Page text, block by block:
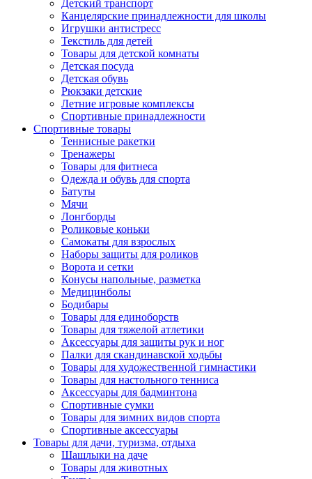
Детский транспорт
Канцелярские принадлежности для школы
Игрушки антистресс
Текстиль для детей
Товары для детской комнаты
Детская посуда
Детская обувь
Рюкзаки детские
Летние игровые комплексы
Спортивные принадлежности
Спортивные товары
Теннисные ракетки
Тренажеры
Товары для фитнеса
Одежда и обувь для спорта
Батуты
Мячи
Лонгборды
Роликовые коньки
Самокаты для взрослых
Наборы защиты для роликов
Ворота и сетки
Конусы напольные, разметка
Медицинболы
Бодибары
Товары для единоборств
Товары для тяжелой атлетики
Аксессуары для защиты рук и ног
Палки для скандинавской ходьбы
Товары для художественной гимнастики
Товары для настольного тенниса
Аксессуары для бадминтона
Спортивные сумки
Товары для зимних видов спорта
Спортивные аксессуары
Товары для дачи, туризма, отдыха
Шашлыки на даче
Товары для животных